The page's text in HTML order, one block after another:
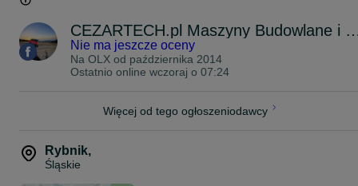
1) Orzesze ul. Sosnowa w godzinach od 7.00 - 21.00 Od
poniedziałku do niedzieli
2) Imielin ul. Św. Brata Alberta 54 w godzinach 9.00 - 17.00 Od
poniedziałku do soboty
3) Piekary Śląskie
4) Katowice
i godziny nawet tego samego dnia
UWAGA!!
LASER CZERWONY JEST KOMPATYBILNY Z URZĄDZENIAMI-
CEZARTECH.pl Maszyny
Nie ma jeszcze oceny
Na OLX od października 2014
Ostatnio online wczoraj o 07:24
Więcej od tego ogłoszeniodawcy
Rybnik,
Śląskie